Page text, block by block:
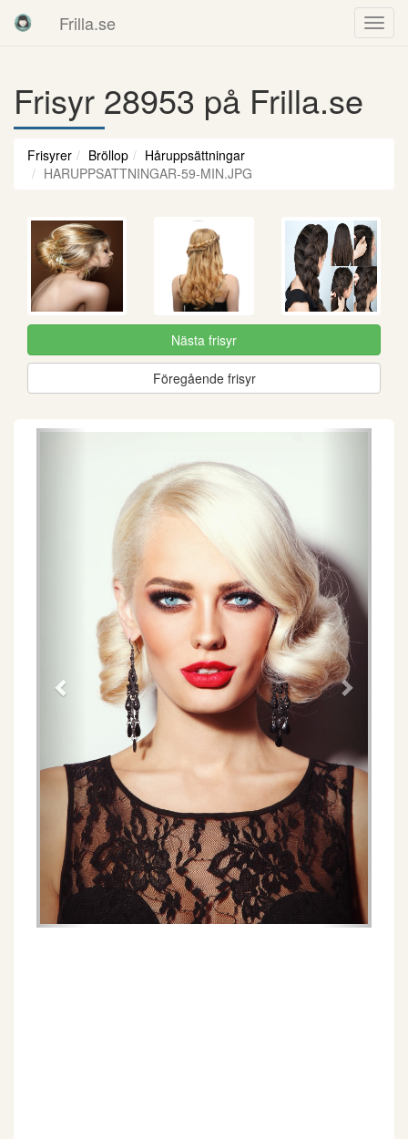
Frilla.se
Frisyr 28953 på Frilla.se
Frisyrer Bröllop
Håruppsättningar
HARUPPSATTNINGAR-59-MIN.JPG
Nästa frisyr
Föregående frisyr
Föregående